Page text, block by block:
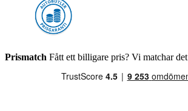
Prismatch Fått ett billigare pris? Vi matchar det